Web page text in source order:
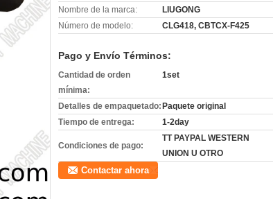
Nombre de la marca:
LIUGONG
Número de modelo:
CLG418, CBTCX-F425
Pago y Envío Términos:
Cantidad de orden
mínima:
1set
Detalles de empaquetado: Paquete original
Tiempo de entrega:
1-2day
Condiciones de pago:
TT PAYPAL WESTERN
UNION U OTRO
Contactar ahora